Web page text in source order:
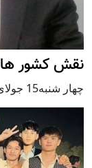
نقش کشور
چهار شنبه15 جولای 2026